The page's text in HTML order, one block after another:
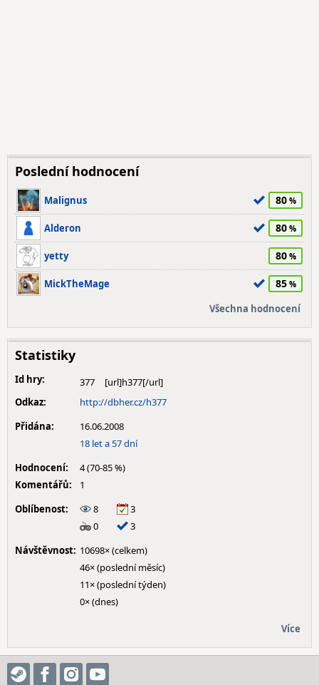
Poslední hodnocení
Malignus 80
Alderon 80
yetty 80
MickTheMage 85
Všechna hodnocení
Statistiky
Id hry:
377
Odkaz:
http://dbher.cz/h377
Přidána:
16.06.2008
18 let a 57 dní
Hodnocení:
4 (70-85 %)
Komentářů:
1
Oblíbenost:
8
3
0
3
Návštěvnost: 10698× (celkem)
46× (poslední měsíc)
11× (poslední týden)
0× (dnes)
Více